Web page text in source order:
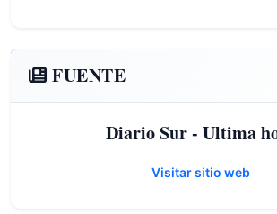
FUENTE
Diario Sur - Ultima
Visitar sitio web